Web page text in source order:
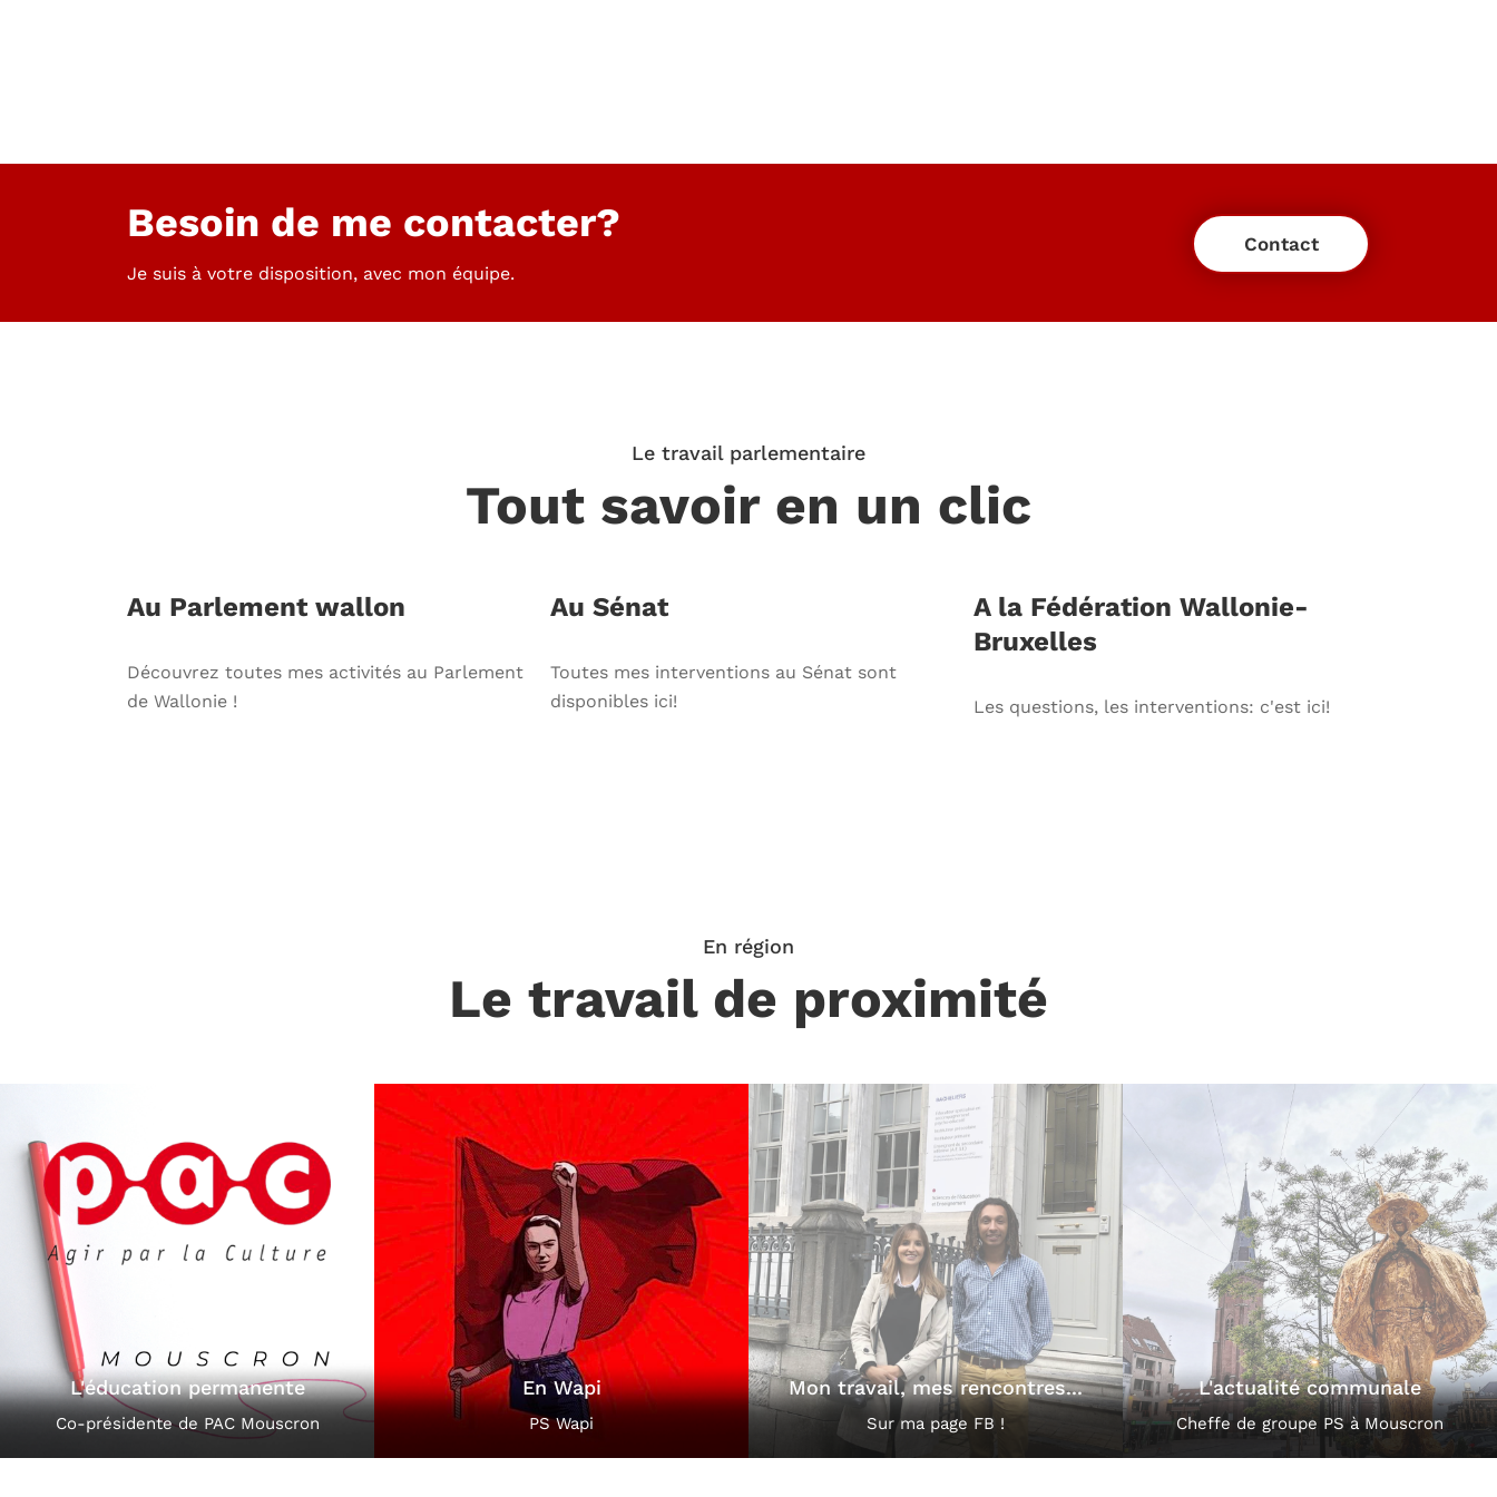
Besoin de me contacter?
Je suis à votre disposition, avec mon équipe.
Contact
Le travail parlementaire
Tout savoir en un clic
Au Parlement wallon
Découvrez toutes mes activités au Parlement
de Wallonie !
Au Sénat
Toutes mes interventions au Sénat sont
disponibles ici!
A la Fédération Wallonie-
Bruxelles
Les questions, les interventions: c'est ici!
En région
Le travail de proximité
En Wapi
PS Wapi
Mon travail, mes rencontres...
Sur ma page FB !
L'actualité communale
Cheffe de groupe PS à Mouscron
L'éducation permanente
Co-présidente de PAC Mouscron